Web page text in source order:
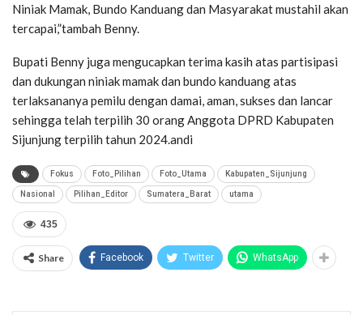
Niniak Mamak, Bundo Kanduang dan Masyarakat mustahil akan
tercapai,”tambah Benny.
Bupati Benny juga mengucapkan terima kasih atas partisipasi
dan dukungan niniak mamak dan bundo kanduang atas
terlaksananya pemilu dengan damai, aman, sukses dan lancar
sehingga telah terpilih 30 orang Anggota DPRD Kabupaten
Sijunjung terpilih tahun 2024.andi
Fokus Foto_Pilihan Foto_Utama Kabupaten_Sijunjung
Nasional Pilihan_Editor Sumatera_Barat utama
435
Share Facebook Twitter WhatsApp